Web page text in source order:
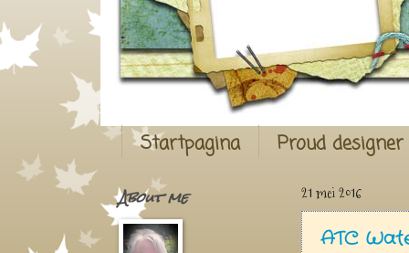
Startpagina Proud
21 mei 2016
ATC
About me